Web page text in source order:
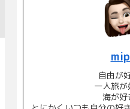
自由が
一人旅
海が